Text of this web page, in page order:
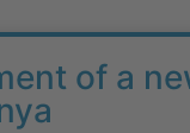
of a